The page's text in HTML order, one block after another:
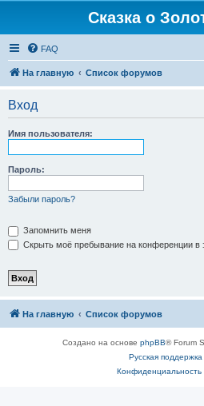
Сказка о
FAQ
На главную Список форумов
Вход
Имя пользователя:
Пароль:
Забыли пароль?
Запомнить меня
Скрыть моё пребывание на конференции в
На главную Список форумов
Создано на основе phpBB® Forum
Русская
Конфиденциальность